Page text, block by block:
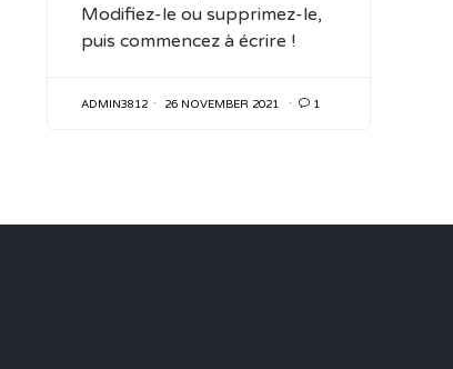
Modifiez-le ou supprimez-le,
puis commencez à écrire !
ADMIN3812 26 NOVEMBER 2021  1